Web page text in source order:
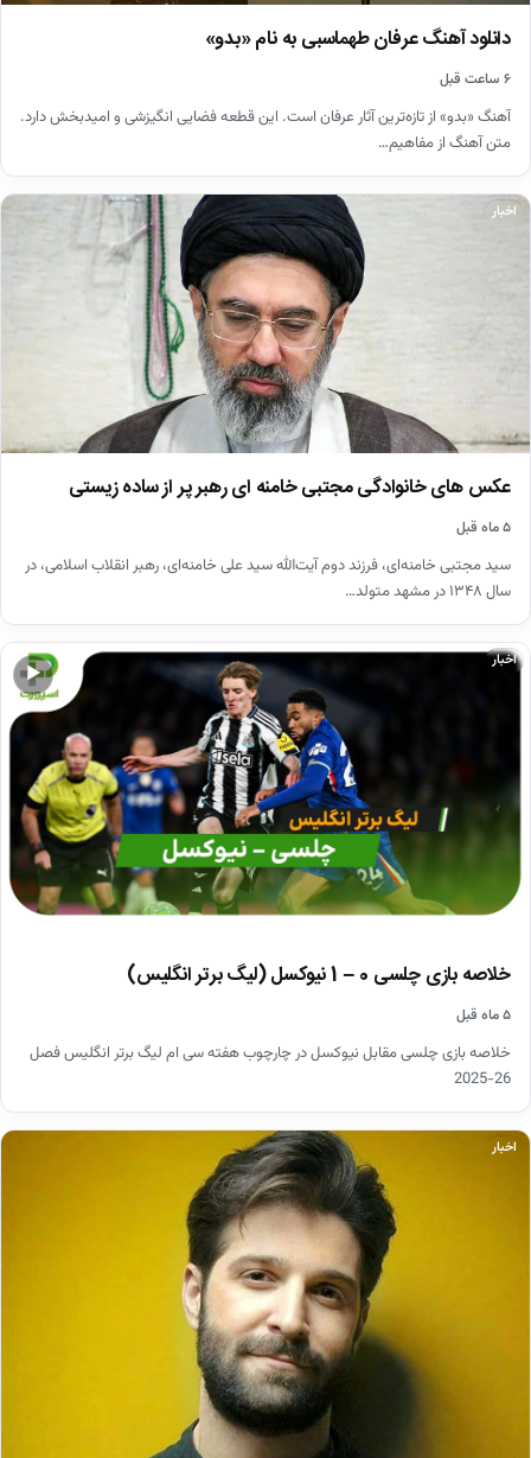
دانلود آهنگ عرفان طهماسبی به نام «بدو»
۶ ساعت قبل
آهنگ «بدو» از تازه‌ترین آثار عرفان است. این قطعه فضایی انگیزشی و امیدبخش دارد.
متن آهنگ از مفاهیم…
اخبار
عکس های خانوادگی مجتبی خامنه ای رهبر پر از ساده زیستی
۵ ماه قبل
سید مجتبی خامنه‌ای، فرزند دوم آیت‌الله سید علی خامنه‌ای، رهبر انقلاب اسلامی، در
سال ۱۳۴۸ در مشهد متولد…
▶
اخبار
خلاصه بازی چلسی 0 – 1 نیوکسل (لیگ برتر انگلیس)
۵ ماه قبل
خلاصه بازی چلسی مقابل نیوکسل در چارچوب هفته سی ام لیگ برتر انگلیس فصل
26-2025
اخبار